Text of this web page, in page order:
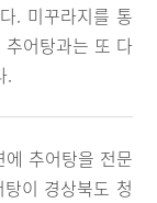
. 미꾸라지를 통
어탕과는 또 다
.
추어탕을 전문
이 경상북도 청